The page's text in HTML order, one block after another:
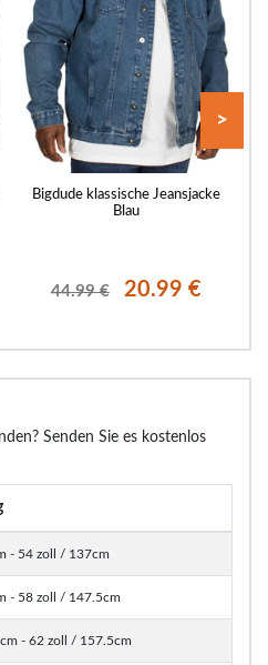
Bigdude klassische Jeansjacke
Blau
44.99 € 20.99 €
>
Senden Sie es kostenlos
- 54 zoll / 137cm
- 58 zoll / 147.5cm
- 62 zoll / 157.5cm